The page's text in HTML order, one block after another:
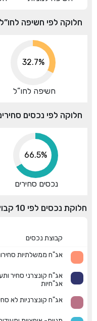
חלוקה לפי חשיפה
32.7%
חשיפה לחו”ל
חלוקה לפי נכסים
66.5%
נכסים סחירים
חלוקת נכסים לפי 10 קבוצות ראשיות
קבוצת נכסים
אג"ח ממשלתיות
אג"ח קונצרני סחיר
אג"חיות
אג"ח קונצרניות לא